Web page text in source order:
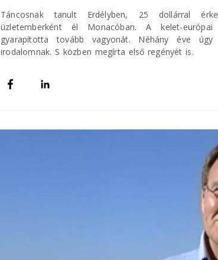
Táncosnak tanult Erdélyben, 25 dollárral
üzletemberként él Monacóban. A kelet-európai
gyarapította tovább vagyonát. Néhány éve
irodalomnak. S közben megírta első regényét is.